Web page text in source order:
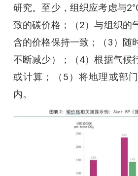
研究。至少，组织应考虑与
致的碳价格；（2）与组织的
含的价格保持一致；（3）随
不断减少）；（4）根据气候
或计算；（5）将地理或部
内。